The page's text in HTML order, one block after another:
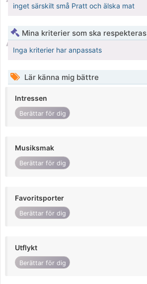
inget särskilt små Pratt och älska mat
Mina kriterier som ska respekteras
Inga kriterier har anpassats
Lär känna mig bättre
Intressen
Berättar för dig
Musiksmak
Berättar för dig
Favoritsporter
Berättar för dig
Utflykt
Berättar för dig